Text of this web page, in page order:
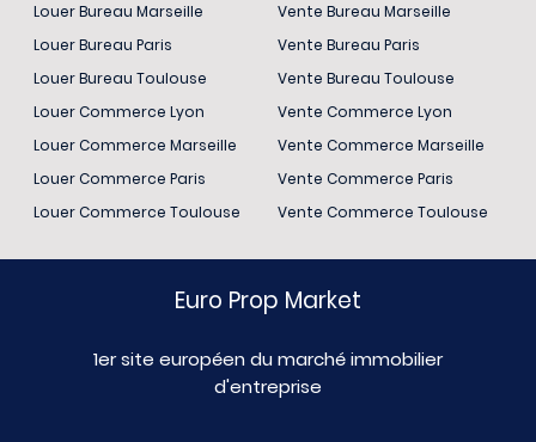
Louer Bureau Marseille
Louer Bureau Paris
Louer Bureau Toulouse
Louer Commerce Lyon
Louer Commerce Marseille
Louer Commerce Paris
Louer Commerce Toulouse
Vente Bureau Marseille
Vente Bureau Paris
Vente Bureau Toulouse
Vente Commerce Lyon
Vente Commerce Marseille
Vente Commerce Paris
Vente Commerce Toulouse
Euro Prop Market
1er site européen du marché immobilier
d'entreprise